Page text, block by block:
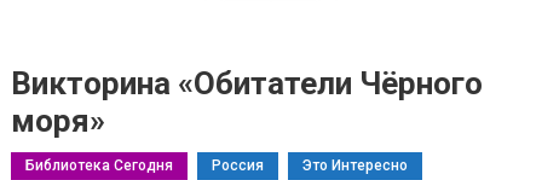
Викторина «Обитатели Чёрного
моря»
Библиотека Сегодня Россия Это Интересно